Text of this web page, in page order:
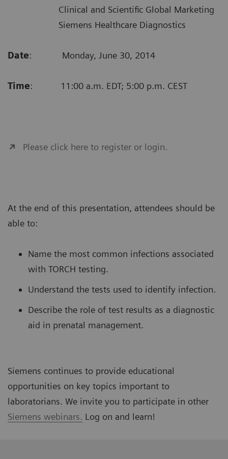
Clinical and Scientific Global Marketing
Siemens Healthcare Diagnostics
Date: Monday, June 30, 2014
Time: 11:00 a.m. EDT; 5:00 p.m. CEST
Please click here to register or login.
At the end of this presentation, attendees should be
able to:
Name the most common infections associated
with TORCH testing.
Understand the tests used to identify infection.
Describe the role of test results as a diagnostic
aid in prenatal management.
Siemens continues to provide educational
opportunities on key topics important to
laboratorians. We invite you to participate in other
Siemens webinars. Log on and learn!